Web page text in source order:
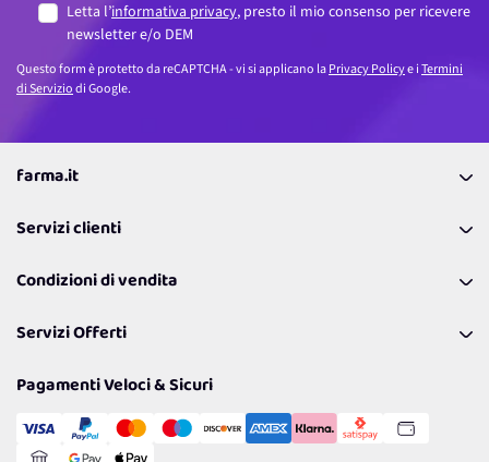
Letta l’informativa privacy, presto il mio consenso per ricevere
newsletter e/o DEM
Questo form è protetto da reCAPTCHA - vi si applicano laPrivacy Policye iTermini
di Serviziodi Google.
farma.it
Coupon
Lavora con noi
Politiche per la parità di genere
Servizi clienti
Richiamami
Resi
Condizioni di vendita
Spedizioni
Cookie Policy
Gestisci Cookie
Servizi Offerti
Reso Facile e Veloce
Pagamenti Veloci & Sicuri